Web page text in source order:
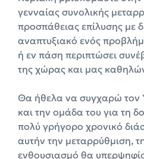
γενναίας συνολικής
προσπάθειας επίλυσης με
αναπτυξιακό ενός
ή εν πάση περιπτώσει
της χώρας και μας
Θα ήθελα να συγχαρώ τον
και την ομάδα του για τη
πολύ γρήγορο χρονικό
αυτήν την μεταρρύθμιση,
ενθουσιασμό θα